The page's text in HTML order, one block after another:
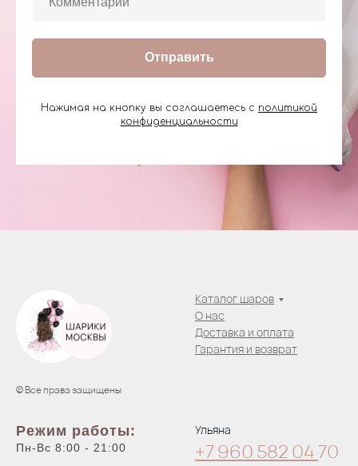
Отправить
Нажимая на кнопку вы соглашаетесь с политикой
конфиденциальности
© Все права защищены
Каталог шаров
О нас
Доставка и оплата
Гарантия и возврат
Режим работы:
Пн-Вс 8:00 - 21:00
Ульяна
+7 960 582 04 70